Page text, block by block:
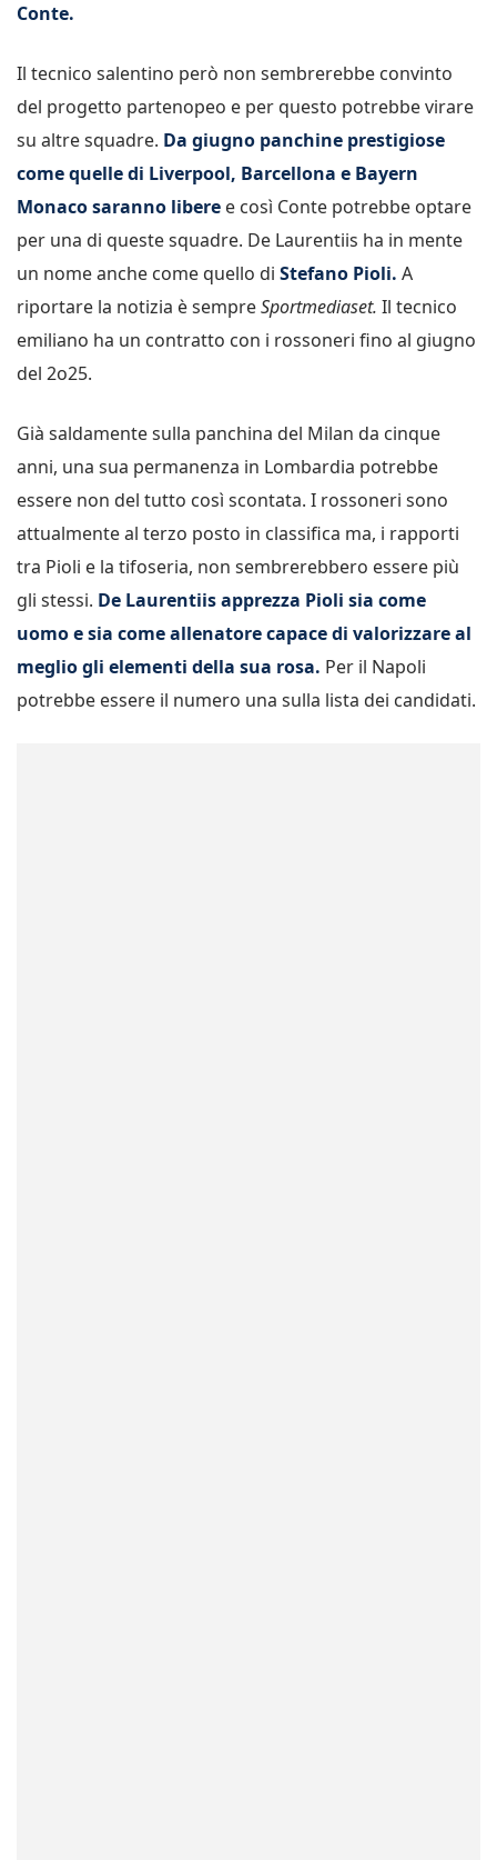
Conte.
Il tecnico salentino però non sembrerebbe convinto
del progetto partenopeo e per questo potrebbe virare
su altre squadre. Da giugno panchine prestigiose
come quelle di Liverpool, Barcellona e Bayern
Monaco saranno libere e così Conte potrebbe optare
per una di queste squadre. De Laurentiis ha in mente
un nome anche come quello di Stefano Pioli. A
riportare la notizia è sempreSportmediaset. Il tecnico
emiliano ha un contratto con i rossoneri fino al giugno
del 2o25.
Già saldamente sulla panchina del Milan da cinque
anni, una sua permanenza in Lombardia potrebbe
essere non del tutto così scontata. I rossoneri sono
attualmente al terzo posto in classifica ma, i rapporti
tra Pioli e la tifoseria, non sembrerebbero essere più
gli stessi. De Laurentiis apprezza Pioli sia come
uomo e sia come allenatore capace di valorizzare al
meglio gli elementi della sua rosa. Per il Napoli
potrebbe essere il numero una sulla lista dei candidati.